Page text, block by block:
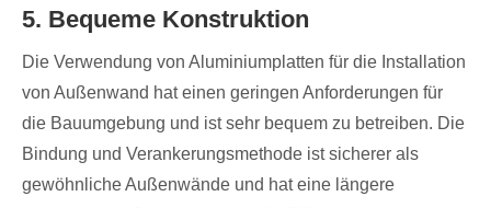
5. Bequeme Konstruktion
Die Verwendung von Aluminiumplatten für die Installation
von Außenwand hat einen geringen Anforderungen für
die Bauumgebung und ist sehr bequem zu betreiben. Die
Bindung und Verankerungsmethode ist sicherer als
gewöhnliche Außenwände und hat eine längere